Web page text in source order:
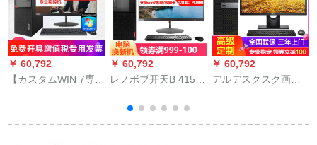
￥ 60,792
【カスタムWIN 7専门
体台+23.8ラインディ
￥ 60,792
レノボブ开天B 415ビ
ルの本体はWin 7台
+19.5インティィにG
￥ 60,792
デルデスクスク画设
ッド7060 MT i 7世代